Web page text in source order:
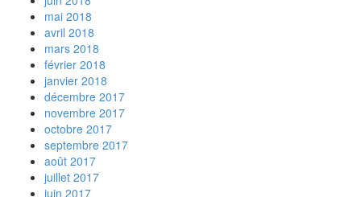
mai 2018
avril 2018
mars 2018
février 2018
janvier 2018
décembre 2017
novembre 2017
octobre 2017
septembre 2017
août 2017
juillet 2017
juin 2017